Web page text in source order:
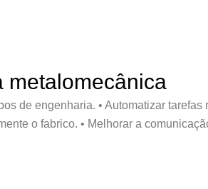
metalomecânica
de engenharia. • Automatizar
o fabrico. • Melhorar a